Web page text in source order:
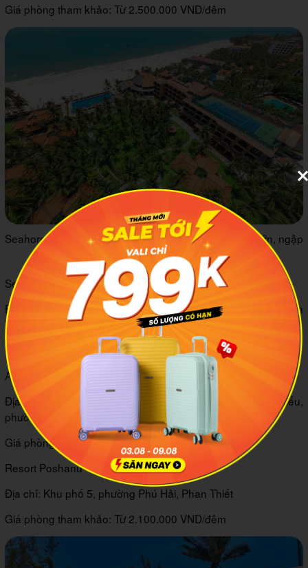
Giá phòng tham khảo: Từ 2.500.000 VND/đêm
Seahorse Resort & Spa với khuôn viên vô cùng rộng lớn, ngập
tràn cây xanh
Seahorse Resort & Spa
Địa chỉ: Đường Nguyễn Đình Chiểu, phường Hàm Tiến, Phan
Thiết
Giá phòng tham khảo: Từ 3.200.000 VND/đêm.
Anantara Mui Ne Resort
Địa chỉ: Bãi biển Mũi Né, số 12A đường Nguyễn Đình Chiểu,
phường Hàm Tiến, Phan Thiết
Giá phòng tham khảo: Từ 2.000.000 VND/đêm.
Resort Poshanu
Địa chỉ: Khu phố 5, phường Phú Hải, Phan Thiết
Giá phòng tham khảo: Từ 2.100.000 VND/đêm